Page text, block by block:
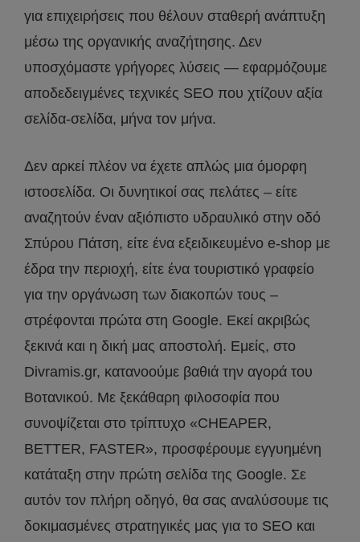
για επιχειρήσεις που θέλουν σταθερή ανάπτυξη
μέσω της οργανικής αναζήτησης. Δεν
υποσχόμαστε γρήγορες λύσεις — εφαρμόζουμε
αποδεδειγμένες τεχνικές SEO που χτίζουν αξία
σελίδα-σελίδα, μήνα τον μήνα.
Δεν αρκεί πλέον να έχετε απλώς μια όμορφη
ιστοσελίδα. Οι δυνητικοί σας πελάτες – είτε
αναζητούν έναν αξιόπιστο υδραυλικό στην οδό
Σπύρου Πάτση, είτε ένα εξειδικευμένο e-shop με
έδρα την περιοχή, είτε ένα τουριστικό γραφείο
για την οργάνωση των διακοπών τους –
στρέφονται πρώτα στη Google. Εκεί ακριβώς
ξεκινά και η δική μας αποστολή. Εμείς, στο
Divramis.gr, κατανοούμε βαθιά την αγορά του
Βοτανικού. Με ξεκάθαρη φιλοσοφία που
συνοψίζεται στο τρίπτυχο «CHEAPER,
BETTER, FASTER», προσφέρουμε εγγυημένη
κατάταξη στην πρώτη σελίδα της Google. Σε
αυτόν τον πλήρη οδηγό, θα σας αναλύσουμε τις
δοκιμασμένες στρατηγικές μας για το SEO και